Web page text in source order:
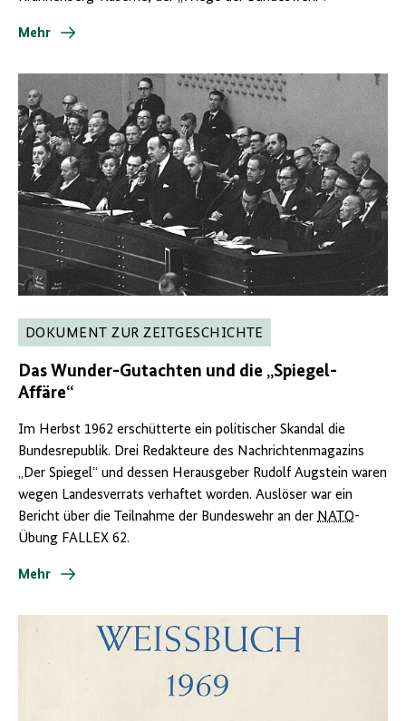
Mehr
DOKUMENT ZUR ZEITGESCHICHTE
Das Wunder-Gutachten und die „Spiegel-
Affäre“
Im Herbst 1962 erschütterte ein politischer Skandal die
Bundesrepublik. Drei Redakteure des Nachrichtenmagazins
„Der Spiegel“ und dessen Herausgeber Rudolf Augstein waren
wegen Landesverrats verhaftet worden. Auslöser war ein
Bericht über die Teilnahme der Bundeswehr an der NATO-
Übung FALLEX 62.
Mehr